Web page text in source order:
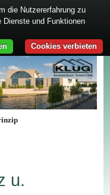
u.
die Nutzererfahrung zu
und Funktionen
Cookies verbieten